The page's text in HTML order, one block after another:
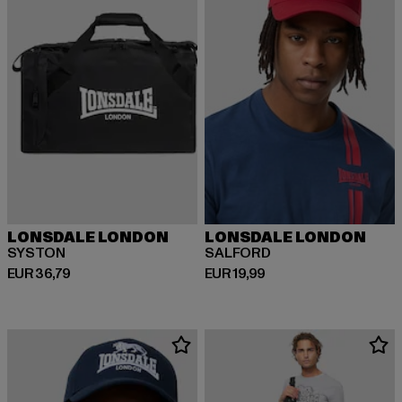
LONSDALE LONDON
SYSTON
EUR 36,79
Huidige prijs: EUR 36,79
LONSDALE LONDON
SALFORD
EUR 19,99
Huidige prijs: EUR 19,99